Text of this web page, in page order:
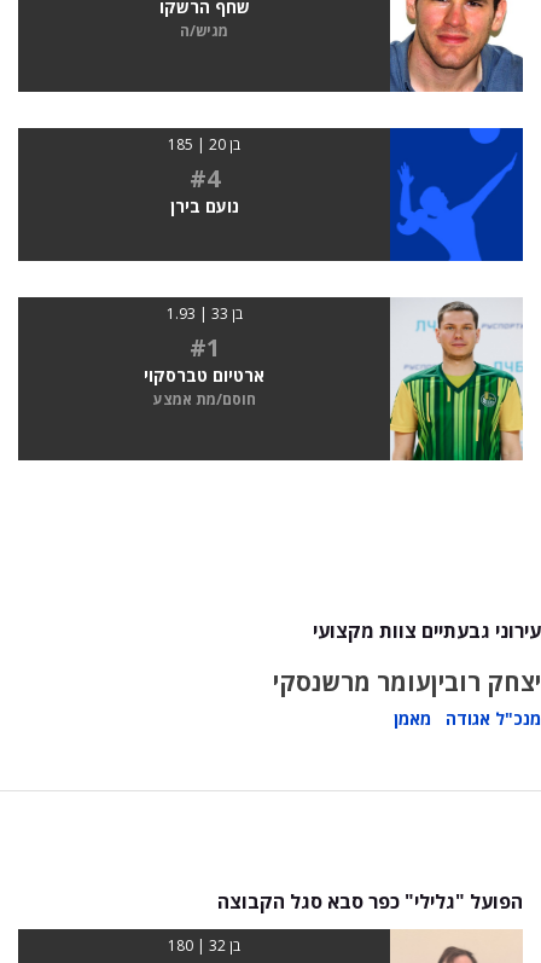
שחף הרשקו
מגיש/ה
בן 20 | 185
#4
נועם בירן
בן 33 | 1.93
#1
ארטיום טברסקוי
חוסם/מת אמצע
עירוני גבעתיים צוות מקצועי
יצחק רובין
מנכ"ל אגודה
עומר מרשנסקי
מאמן
הפועל "גלילי" כפר סבא סגל הקבוצה
בן 32 | 180